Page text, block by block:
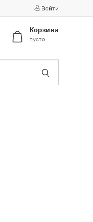
Войти
Корзина
пусто